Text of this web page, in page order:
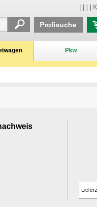
Pkw
Profisuche